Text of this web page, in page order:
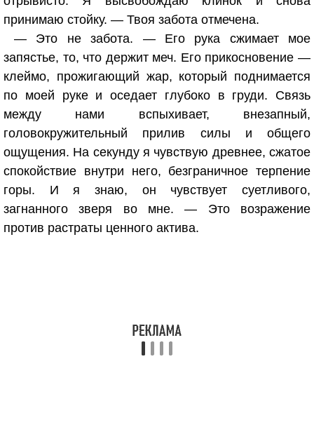
принимаю стойку. — Твоя забота отмечена.
— Это не забота. — Его рука сжимает мое
запястье, то, что держит меч. Его прикосновение —
клеймо, прожигающий жар, который поднимается
по моей руке и оседает глубоко в груди. Связь
между нами вспыхивает, внезапный,
головокружительный прилив силы и общего
ощущения. На секунду я чувствую древнее, сжатое
спокойствие внутри него, безграничное терпение
горы. И я знаю, он чувствует суетливого,
загнанного зверя во мне. — Это возражение
против растраты ценного актива.